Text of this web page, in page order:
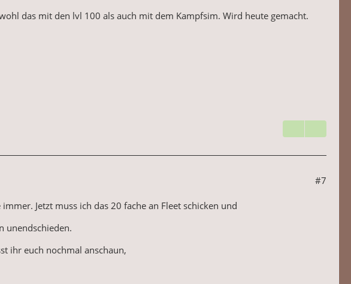
das mit den lvl 100 als auch mit dem Kampfsim. Wird heute gemacht.
#7
Jetzt muss ich das 20 fache an Fleet schicken und
unendschieden.
ihr euch nochmal anschaun,